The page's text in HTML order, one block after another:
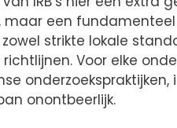
maar een
strikte lokale
Voor elke
onontbeerlijk.